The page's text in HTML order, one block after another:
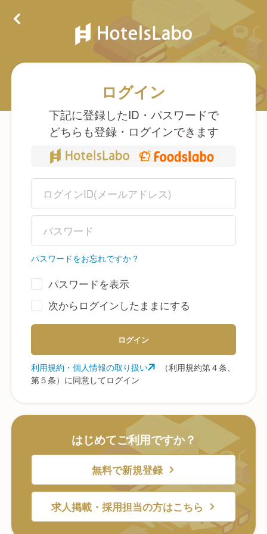
ログイン
下記に登録したID・パスワードで
どちらも登録・ログインできます
パスワードをお忘れですか？
パスワードを表示
次からログインしたままにする
ログイン
利用規約・個人情報の取り扱い
（利用規約第４条、
第５条）に同意してログイン
はじめてご利用ですか？
無料で新規登録
求人掲載・採用担当の方はこちら